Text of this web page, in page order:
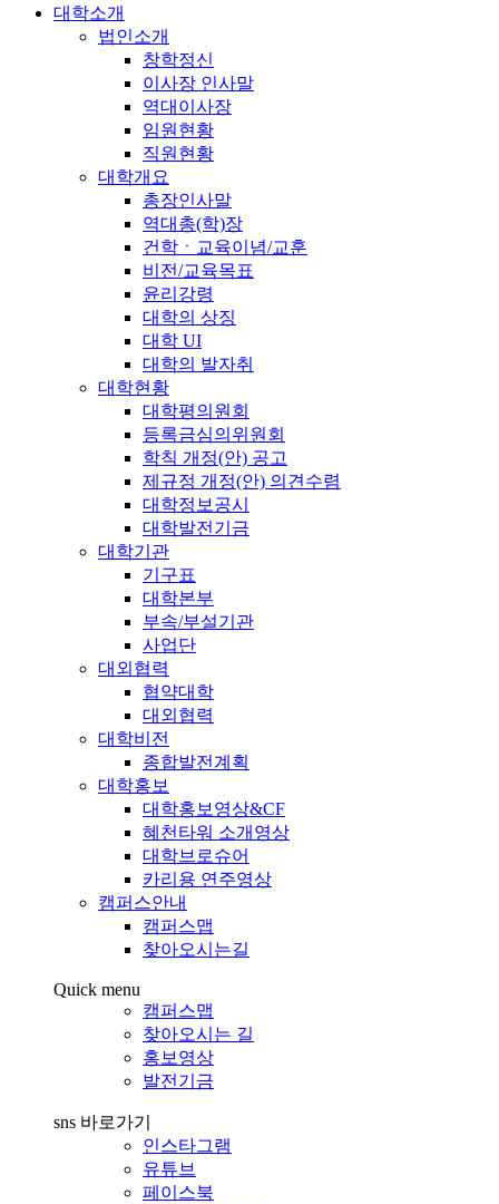
대학소개
법인소개
창학정신
이사장 인사말
역대이사장
임원현황
직원현황
대학개요
총장인사말
역대총(학)장
건학ㆍ교육이념/교훈
비전/교육목표
윤리강령
대학의 상징
대학 UI
대학의 발자취
대학현황
대학평의원회
등록금심의위원회
학칙 개정(안) 공고
제규정 개정(안) 의견수렴
대학정보공시
대학발전기금
대학기관
기구표
대학본부
부속/부설기관
사업단
대외협력
협약대학
대외협력
대학비전
종합발전계획
대학홍보
대학홍보영상&CF
혜천타워 소개영상
대학브로슈어
카리용 연주영상
캠퍼스안내
캠퍼스맵
찾아오시는길
Quick menu
캠퍼스맵
찾아오시는 길
홍보영상
발전기금
sns 바로가기
인스타그램
유튜브
페이스북